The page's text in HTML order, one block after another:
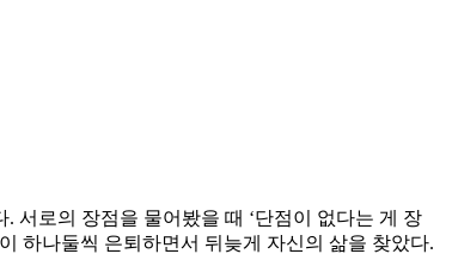
서로의 장점을 물어봤을 때 ‘단점이 없다는 게 장
하나둘씩 은퇴하면서 뒤늦게 자신의 삶을 찾았다.